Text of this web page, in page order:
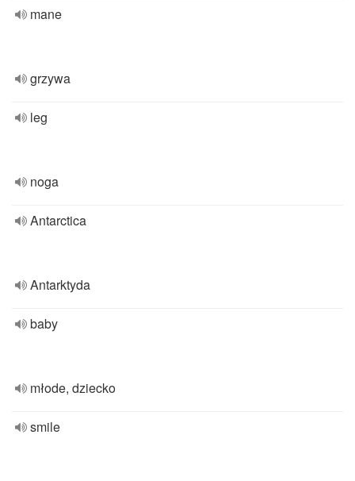
mane
grzywa
leg
noga
Antarctica
Antarktyda
baby
młode, dziecko
smile